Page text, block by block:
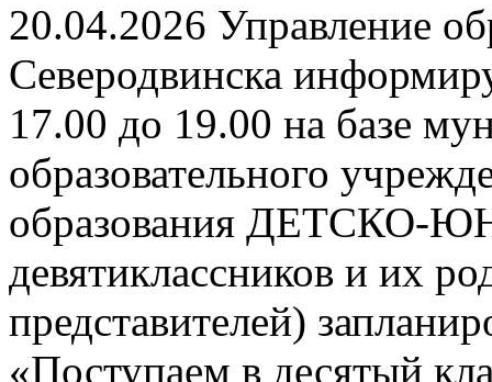
20.04.2026 Управление
Северодвинска
17.00 до 19.00 на базе
образовательного
образования
девятиклассников и их
представителей)
«Поступаем в десятый